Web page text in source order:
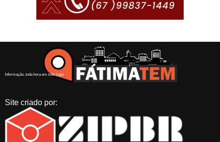
Informação, toda hora em todo lugar
Site criado por: